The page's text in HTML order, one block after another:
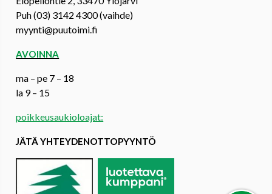
Puh (03) 3142 4300 (vaihde)
myynti@puutoimi.fi
AVOINNA
ma – pe 7 – 18
la 9 – 15
poikkeusaukioloajat:
JÄTÄ YHTEYDENOTTOPYYNTÖ